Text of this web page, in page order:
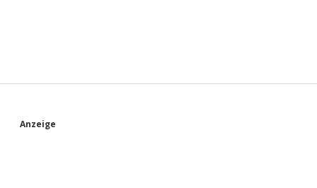
S
Anzeige